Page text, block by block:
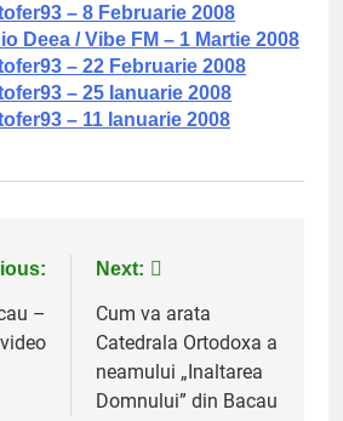
– 8 Februarie 2008
Deea / Vibe FM – 1 Martie 2008
– 22 Februarie 2008
– 25 Ianuarie 2008
– 11 Ianuarie 2008
–
video
Next:
Cum va arata
Catedrala Ortodoxa a
neamului „Inaltarea
Domnului” din Bacau